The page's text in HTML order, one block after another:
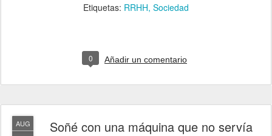
Etiquetas: RRHH Sociedad
0 Añadir un comentario
AUG
Soñé con una máquina que no servía